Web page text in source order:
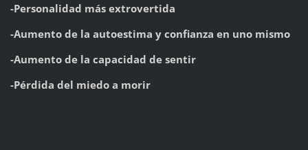
-Personalidad más extrovertida
-Aumento de la autoestima y confianza en uno mismo
-Aumento de la capacidad de sentir
-Pérdida del miedo a morir